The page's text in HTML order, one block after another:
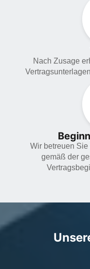
Nach Zusage
Wir betreuen
gemäß der